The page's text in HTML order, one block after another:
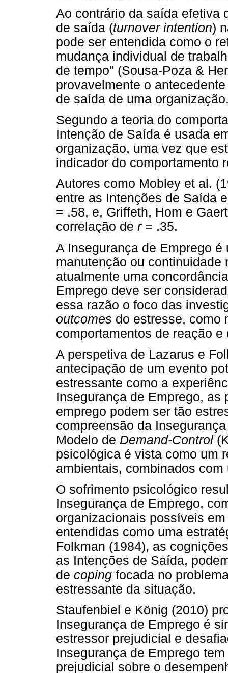
Ao contrário da saída efetiva
de saída (turnover intention)
pode ser entendida como o
mudança individual de
de tempo" (Sousa-Poza &
provavelmente o
de saída de uma
Segundo a teoria do
Intenção de Saída é usada
organização, uma vez que
indicador do comportamento
Autores como Mobley et al.
entre as Intenções de Saída
= .58, e, Griffeth, Hom e
correlação de r = .35.
A Insegurança de Emprego
manutenção ou
atualmente uma
Emprego deve ser
essa razão o foco das
outcomes do estresse, como
comportamentos de reação
A perspetiva de Lazarus e
antecipação de um evento
estressante como a
Insegurança de Emprego, as
emprego podem ser tão
compreensão da
Modelo de Demand-Control
psicológica é vista como um
ambientais, combinados
O sofrimento psicológico
Insegurança de Emprego,
organizacionais possíveis
entendidas como uma
Folkman (1984), as
as Intenções de Saída,
de coping focada no
estressante da situação.
Staufenbiel e König (2010)
Insegurança de Emprego é
estressor prejudicial e
Insegurança de Emprego
prejudicial sobre o